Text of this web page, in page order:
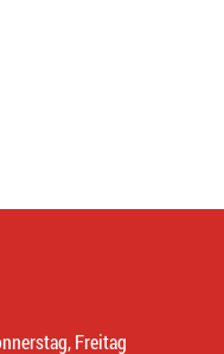
Freitag